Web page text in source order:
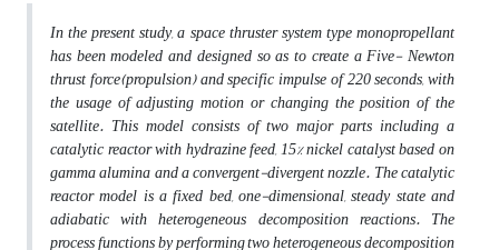
In the present study, a space thruster system type monopropellant
has been modeled and designed so as to create a Five- Newton
thrust force(propulsion) and specific impulse of 220 seconds, with
the usage of adjusting motion or changing the position of the
satellite. This model consists of two major parts including a
catalytic reactor with hydrazine feed, 15% nickel catalyst based on
gamma alumina and a convergent-divergent nozzle. The catalytic
reactor model is a fixed bed, one-dimensional, steady state and
adiabatic with heterogeneous decomposition reactions. The
process functions by performing two heterogeneous decomposition